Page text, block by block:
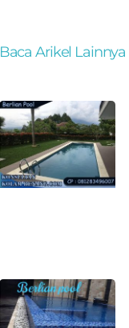
Baca Arikel Lainnya